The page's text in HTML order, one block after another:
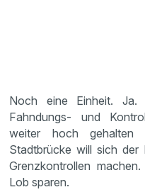
Noch eine Einheit.
Fahndungs- und
weiter hoch
Stadtbrücke will sich der
Grenzkontrollen
Lob sparen.